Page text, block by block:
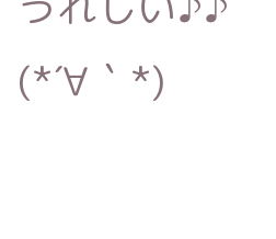
(*´∀｀*)